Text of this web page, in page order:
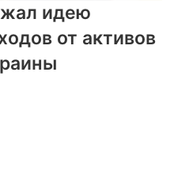
идею
от активов